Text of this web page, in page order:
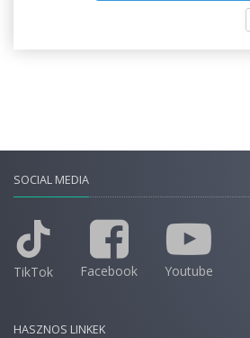
SOCIAL MEDIA
TikTok Facebook Youtube
HASZNOS LINKEK